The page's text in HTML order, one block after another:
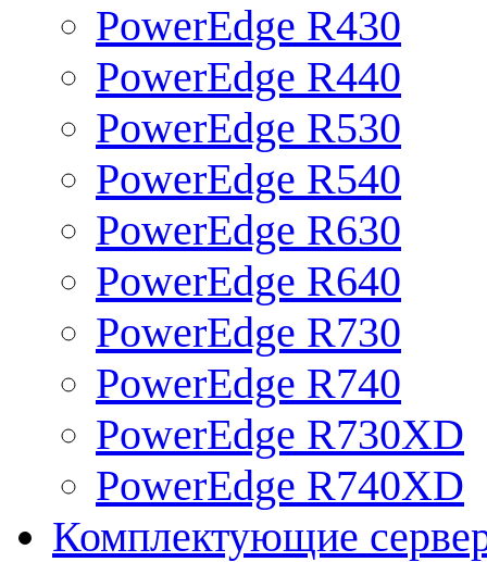
PowerEdge R430
PowerEdge R440
PowerEdge R530
PowerEdge R540
PowerEdge R630
PowerEdge R640
PowerEdge R730
PowerEdge R740
PowerEdge R730XD
PowerEdge R740XD
Комплектующие